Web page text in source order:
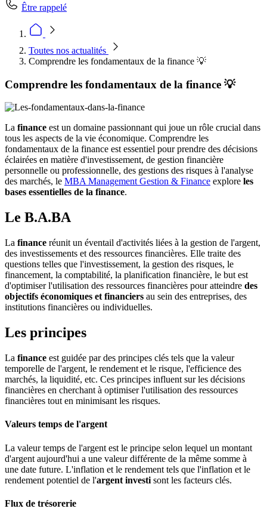
Être rappelé
Toutes nos actualités
Comprendre les fondamentaux de la finance 💡
Comprendre les fondamentaux de la finance 💡
La finance est un domaine passionnant qui joue un rôle crucial dans
tous les aspects de la vie économique. Comprendre les
fondamentaux de la finance est essentiel pour prendre des décisions
éclairées en matière d'investissement, de gestion financière
personnelle ou professionnelle, des gestions des risques à l'analyse
des marchés, le MBA Management Gestion & Finance explore les
bases essentielles de la finance.
Le B.A.BA
La finance réunit un éventail d'activités liées à la gestion de l'argent,
des investissements et des ressources financières. Elle traite des
questions telles que l'investissement, la gestion des risques, le
financement, la comptabilité, la planification financière, le but est
d'optimiser l'utilisation des ressources financières pour atteindre des
objectifs économiques et financiers au sein des entreprises, des
institutions financières ou individuelles.
Les principes
La finance est guidée par des principes clés tels que la valeur
temporelle de l'argent, le rendement et le risque, l'efficience des
marchés, la liquidité, etc. Ces principes influent sur les décisions
financières en cherchant à optimiser l'utilisation des ressources
financières tout en minimisant les risques.
Valeurs temps de l'argent
La valeur temps de l'argent est le principe selon lequel un montant
d'argent aujourd'hui a une valeur différente de la même somme à
une date future. L'inflation et le rendement tels que l'inflation et le
rendement potentiel de l'argent investi sont les facteurs clés.
Flux de trésorerie